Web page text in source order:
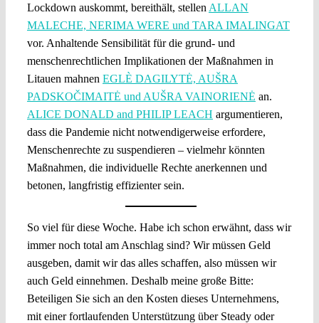
Lockdown auskommt, bereithält, stellen ALLAN
MALECHE, NERIMA WERE und TARA IMALINGAT
vor. Anhaltende Sensibilität für die grund- und
menschenrechtlichen Implikationen der Maßnahmen in
Litauen mahnen EGLÈ DAGILYTĖ, AUŠRA
PADSKOČIMAITĖ und AUŠRA VAINORIENĖ an.
ALICE DONALD and PHILIP LEACH argumentieren,
dass die Pandemie nicht notwendigerweise erfordere,
Menschenrechte zu suspendieren – vielmehr könnten
Maßnahmen, die individuelle Rechte anerkennen und
betonen, langfristig effizienter sein.
So viel für diese Woche. Habe ich schon erwähnt, dass wir
immer noch total am Anschlag sind? Wir müssen Geld
ausgeben, damit wir das alles schaffen, also müssen wir
auch Geld einnehmen. Deshalb meine große Bitte:
Beteiligen Sie sich an den Kosten dieses Unternehmens,
mit einer fortlaufenden Unterstützung über Steady oder